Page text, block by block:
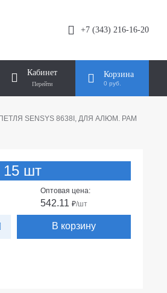
+7 (343) 216-16-20
Кабинет Корзина
0 руб.
SENSYS 8638I, ДЛЯ АЛЮМ. РАМ
15 шт
Оптовая цена:
542.11₽/шт
В корзину